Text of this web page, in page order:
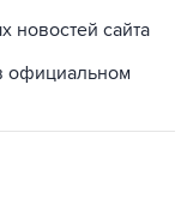
новостей сайта
официальном